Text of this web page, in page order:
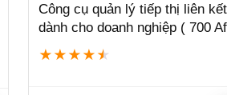
Công cụ quản lý tiếp thị liên kết
dành cho doanh nghiệp ( 700
★ ★ ★ ★ ★